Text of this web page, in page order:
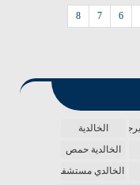
6
7
8
الخالدية
الخالدية حمص
الخالدي مستشفى